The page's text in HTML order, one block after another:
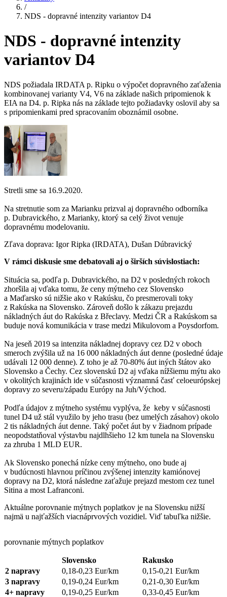
/
NDS - dopravné intenzity variantov D4
NDS - dopravné intenzity
variantov D4
NDS požiadala IRDATA p. Ripku o výpočet dopravného zaťaženia
kombinovanej varianty V4, V6 na základe našich pripomienok k
EIA na D4. p. Ripka nás na základe tejto požiadavky oslovil aby sa
s pripomienkami pred spracovaním oboznámil osobne.
Stretli sme sa 16.9.2020.
Na stretnutie som za Marianku prizval aj dopravného odborníka
p. Dubravického, z Marianky, ktorý sa celý život venuje
dopravnému modelovaniu.
Zľava doprava: Igor Ripka (IRDATA), Dušan Dúbravický
V rámci diskusie sme debatovali aj o širších súvislostiach:
Situácia sa, podľa p. Dubravického, na D2 v posledných rokoch
zhoršila aj vďaka tomu, že ceny mýtneho cez Slovensko
a Maďarsko sú nižšie ako v Rakúsku, čo presmerovali toky
z Rakúska na Slovensko. Zároveň došlo k zákazu prejazdu
nákladných áut do Rakúska z Břeclavy. Medzi ČR a Rakúskom sa
buduje nová komunikácia v trase medzi Mikulovom a Poysdorfom.
Na jeseň 2019 sa intenzita nákladnej dopravy cez D2 v oboch
smeroch zvýšila už na 16 000 nákladných áut denne (posledné údaje
udávali 12 000 denne). Z toho je až 70-80% áut iných štátov ako
Slovensko a Čechy. Cez slovenskú D2 aj vďaka nížšiemu mýtu ako
v okolitých krajinách ide v súčasnosti významná časť celoeurópskej
dopravy zo severu/západu Európy na Juh/Východ.
Podľa údajov z mýtneho systému vyplýva, že keby v súčasnosti
tunel D4 už stál využilo by jeho trasu (bez umelých zásahov) okolo
2 tis nákladných áut denne. Taký počet áut by v žiadnom prípade
neopodstatňoval výstavbu najdlhšieho 12 km tunela na Slovensku
za zhruba 1 MLD EUR.
Ak Slovensko ponechá nízke ceny mýtneho, ono bude aj
v budúcnosti hlavnou príčinou zvýšenej intenzity kamiónovej
dopravy na D2, ktorá následne zaťažuje prejazd mestom cez tunel
Sitina a most Lafranconi.
Aktuálne porovnanie mýtnych poplatkov je na Slovensku nižší
najmä u najťažších viacnáprvových vozidiel. Viď tabuľka nižšie.
porovnanie mýtnych poplatkov
Slovensko
Rakusko
2 napravy
0,18-0,23 Eur/km
0,15-0,21 Eur/km
3 napravy
0,19-0,24 Eur/km
0,21-0,30 Eur/km
4+ napravy
0,19-0,25 Eur/km 0,33-0,45 Eur/km